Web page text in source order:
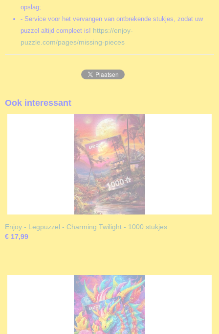
opslag;
- Service voor het vervangen van ontbrekende stukjes, zodat uw
puzzel altijd compleet is! https://enjoy-
puzzle.com/pages/missing-pieces
Ook interessant
Enjoy - Legpuzzel - Charming Twilight - 1000 stukjes
€ 17,99